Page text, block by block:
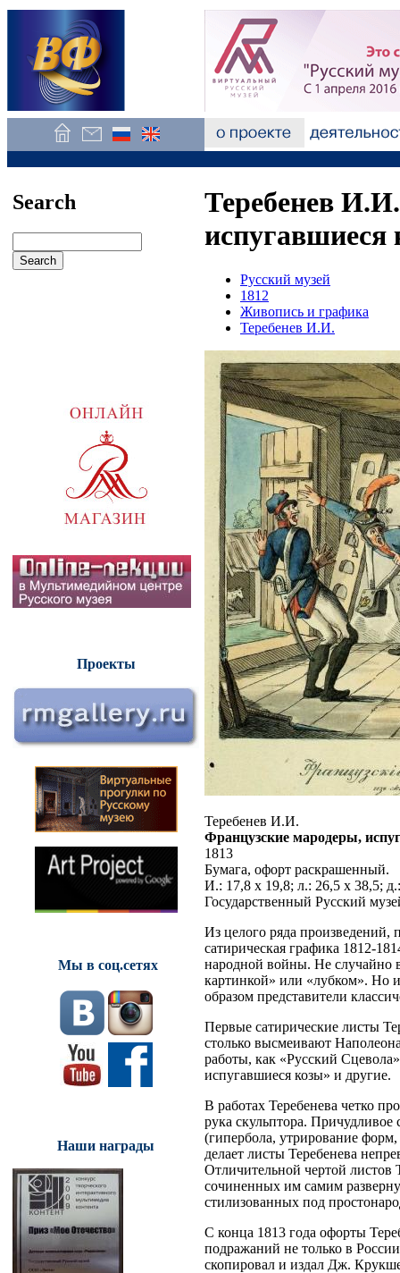
Search
Проекты
Мы в соц.сетях
Наши награды
Теребенев
испугавшиеся
Русский музей
1812
Живопись и графика
Теребенев И.И.
Теребенев И.И.
Французские мародеры,
1813
Бумага, офорт раскрашенный.
И.: 17,8 х 19,8; л.: 26,5 х 38,5;
Государственный Русский
Из целого ряда произведений,
сатирическая графика 1812-
народной войны. Не случайно
картинкой» или «лубком». Но
образом представители
Первые сатирические листы
столько высмеивают
работы, как «Русский
испугавшиеся козы» и другие.
В работах Теребенева четко
рука скульптора.
(гипербола, утрирование
делает листы Теребенева
Отличительной чертой листов
сочиненных им самим
стилизованных под
С конца 1813 года офорты
подражаний не только в
скопировал и издал Дж.